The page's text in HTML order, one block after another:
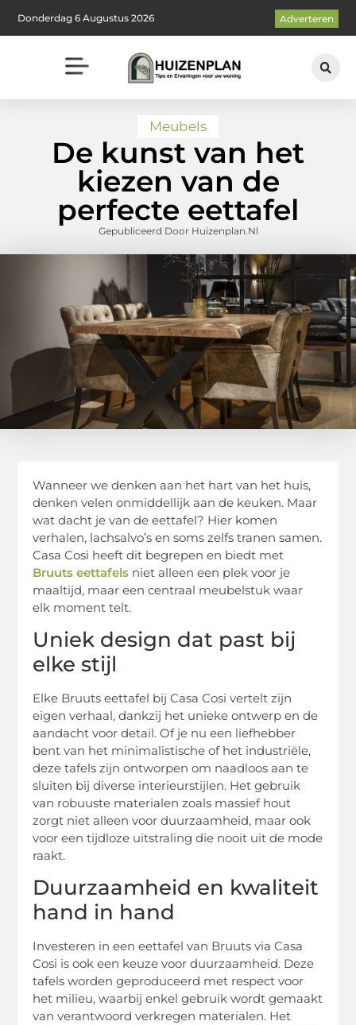
Donderdag 6 Augustus 2026 Adverteren
Meubels
De kunst van het
kiezen van de
perfecte eettafel
Gepubliceerd Door Huizenplan.nl
Wanneer we denken aan het hart van het huis,
denken velen onmiddellijk aan de keuken. Maar
wat dacht je van de eettafel? Hier komen
verhalen, lachsalvo’s en soms zelfs tranen samen.
Casa Cosi heeft dit begrepen en biedt met
Bruuts eettafels niet alleen een plek voor je
maaltijd, maar een centraal meubelstuk waar
elk moment telt.
Uniek design dat past bij
elke stijl
Elke Bruuts eettafel bij Casa Cosi vertelt zijn
eigen verhaal, dankzij het unieke ontwerp en de
aandacht voor detail. Of je nu een liefhebber
bent van het minimalistische of het industriële,
deze tafels zijn ontworpen om naadloos aan te
sluiten bij diverse interieurstijlen. Het gebruik
van robuuste materialen zoals massief hout
zorgt niet alleen voor duurzaamheid, maar ook
voor een tijdloze uitstraling die nooit uit de mode
raakt.
Duurzaamheid en kwaliteit
hand in hand
Investeren in een eettafel van Bruuts via Casa
Cosi is ook een keuze voor duurzaamheid. Deze
tafels worden geproduceerd met respect voor
het milieu, waarbij enkel gebruik wordt gemaakt
van verantwoord verkregen materialen. Het